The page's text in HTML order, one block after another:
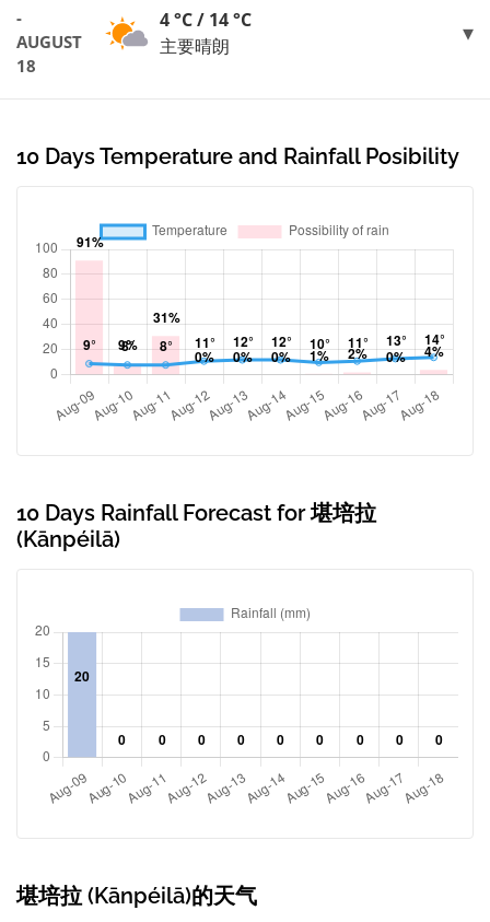
-
AUGUST
18
4 °C / 14 °C
主要晴朗
10 Days Temperature and Rainfall Posibility
10 Days Rainfall Forecast for 堪培拉
(Kānpéilā)
堪培拉 (Kānpéilā)的天气